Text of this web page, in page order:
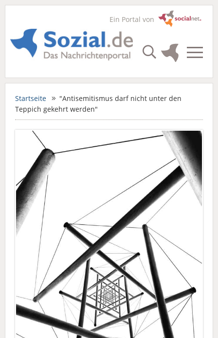
Ein Portal von
Startseite
"Antisemitismus darf nicht unter den
Teppich gekehrt werden"